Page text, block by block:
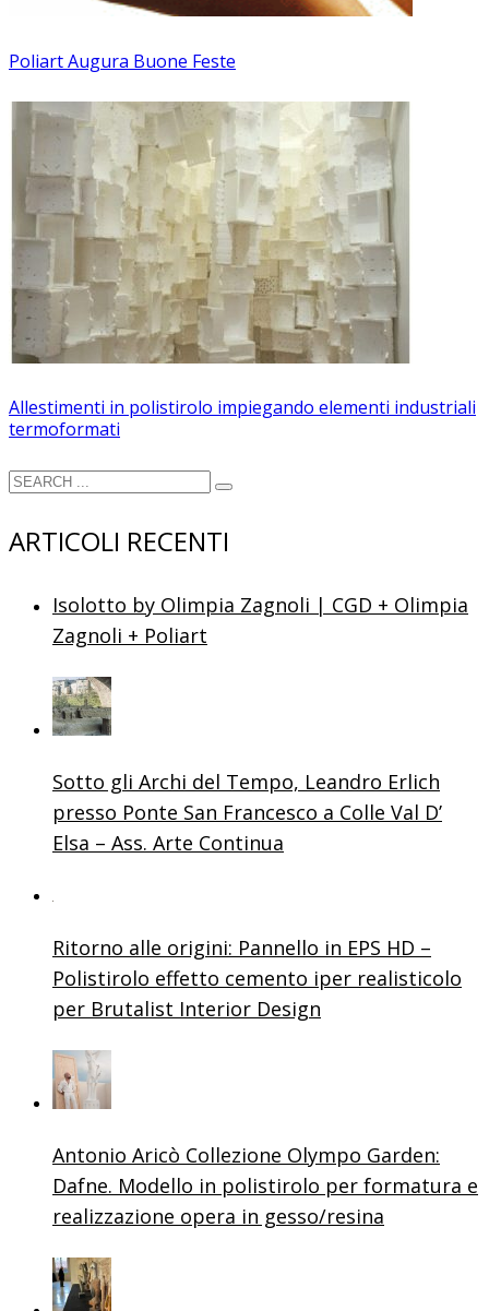
Poliart Augura Buone Feste
Allestimenti in polistirolo impiegando elementi industriali
termoformati
ARTICOLI RECENTI
Isolotto by Olimpia Zagnoli | CGD + Olimpia
Zagnoli + Poliart
Sotto gli Archi del Tempo, Leandro Erlich
presso Ponte San Francesco a Colle Val D’
Elsa – Ass. Arte Continua
Ritorno alle origini: Pannello in EPS HD –
Polistirolo effetto cemento iper realisticolo
per Brutalist Interior Design
Antonio Aricò Collezione Olympo Garden:
Dafne. Modello in polistirolo per formatura e
realizzazione opera in gesso/resina